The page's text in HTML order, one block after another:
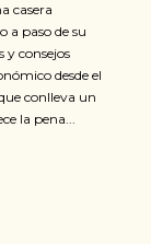
casera
a paso de su
y consejos
desde el
conlleva un
la pena...